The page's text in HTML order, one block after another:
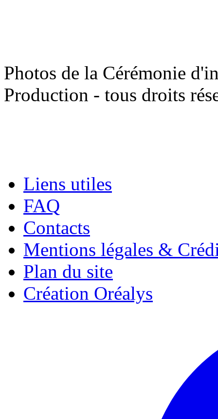
Photos de la Cérémonie
Production - tous droits
Liens utiles
FAQ
Contacts
Mentions légales &
Plan du site
Création Oréalys